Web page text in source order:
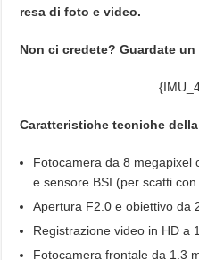
resa di foto e video.
Non ci credete? Guardate
Caratteristiche tecniche
Fotocamera da 8 megapixel
e sensore BSI (per scatti
Apertura F2.0 e obiettivo da
Registrazione video in HD a
Fotocamera frontale da 1.3